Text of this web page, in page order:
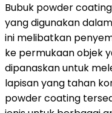
Bubuk powder
yang digunakan
ini melibatkan
ke permukaan objek
dipanaskan untuk
lapisan yang tahan
powder coating